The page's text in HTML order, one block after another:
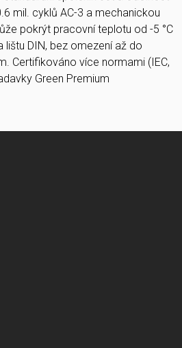
mil. cyklů AC-3 a mechanickou
pokrýt pracovní teplotu od -5 °C
lištu DIN, bez omezení až do
Certifikováno více normami (IEC,
Green Premium